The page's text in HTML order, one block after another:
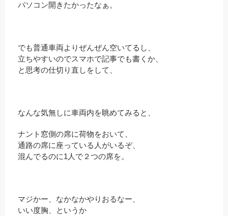
パソコン開きたかったなぁ。
でも普通車両よりぜんぜん空いてるし、
立ちやすいのでスマホで記事でも書くか、
と思考の仕切り直しをして、
なんな気無しに車両内を眺めてみると、
ナント窓側の席に荷物をおいて、
通路の席に座っている人がいるぞ、
混んでるのに1人で２つの席を。
マジかー、なかなかやりおるなー、
いい度胸、というか